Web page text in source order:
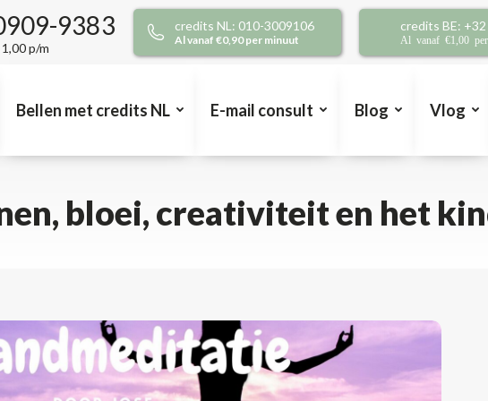
9383
p/m
credits NL: 010-3009106
Al vanaf €0,90 per minuut
credits BE:
Al vanaf €1,00
Bellen met credits NL E-mail consult Blog Vlog
bloei, creativiteit en het